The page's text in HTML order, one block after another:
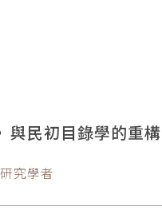
民初目錄學的重構
究學者